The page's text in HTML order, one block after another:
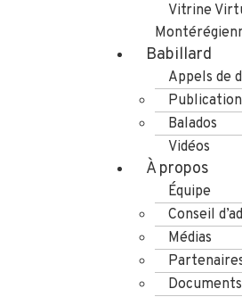
Vitrine
Babillard
Appels de
Balados
Vidéos
À propos
Équipe
Conseil
Médias
Documents